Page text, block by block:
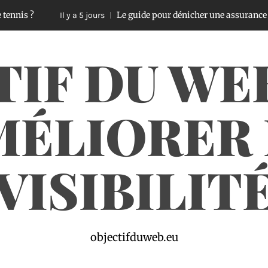
Il y a 5 jours Le guide pour dénicher une assurance voiture pas
DU
objectifduweb.eu